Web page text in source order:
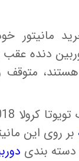
مانیتور
دنده عقب
متوقف
بر روی این
بندی